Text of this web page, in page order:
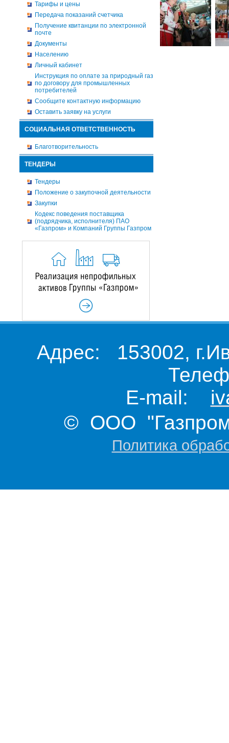
Тарифы и цены
Передача показаний счетчика
Получение квитанции по электронной
почте
Документы
Населению
Личный кабинет
Инструкция по оплате за природный газ
по договору для промышленных
потребителей
Сообщите контактную информацию
Оставить заявку на услуги
СОЦИАЛЬНАЯ ОТВЕТСТВЕННОСТЬ
Благотворительность
ТЕНДЕРЫ
Тендеры
Положение о закупочной деятельности
Закупки
Кодекс поведения поставщика
(подрядчика, исполнителя) ПАО
«Газпром» и Компаний Группы Газпром
Адрес: 153002,
E-mail:
© ООО "Газпром
Политика